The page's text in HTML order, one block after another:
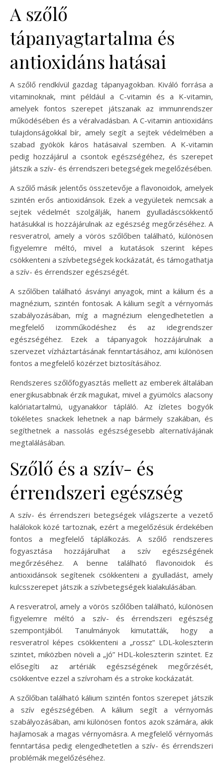
A szőlő
tápanyagtartalma és
antioxidáns hatásai
A szőlő rendkívül gazdag tápanyagokban. Kiváló forrása a
vitaminoknak, mint például a C-vitamin és a K-vitamin,
amelyek fontos szerepet játszanak az immunrendszer
működésében és a véralvadásban. A C-vitamin antioxidáns
tulajdonságokkal bír, amely segít a sejtek védelmében a
szabad gyökök káros hatásaival szemben. A K-vitamin
pedig hozzájárul a csontok egészségéhez, és szerepet
játszik a szív- és érrendszeri betegségek megelőzésében.
A szőlő másik jelentős összetevője a flavonoidok, amelyek
szintén erős antioxidánsok. Ezek a vegyületek nemcsak a
sejtek védelmét szolgálják, hanem gyulladáscsökkentő
hatásukkal is hozzájárulnak az egészség megőrzéséhez. A
resveratrol, amely a vörös szőlőben található, különösen
figyelemre méltó, mivel a kutatások szerint képes
csökkenteni a szívbetegségek kockázatát, és támogathatja
a szív- és érrendszer egészségét.
A szőlőben található ásványi anyagok, mint a kálium és a
magnézium, szintén fontosak. A kálium segít a vérnyomás
szabályozásában, míg a magnézium elengedhetetlen a
megfelelő izomműködéshez és az idegrendszer
egészségéhez. Ezek a tápanyagok hozzájárulnak a
szervezet vízháztartásának fenntartásához, ami különösen
fontos a megfelelő közérzet biztosításához.
Rendszeres szőlőfogyasztás mellett az emberek általában
energikusabbnak érzik magukat, mivel a gyümölcs alacsony
kalóriatartalmú, ugyanakkor tápláló. Az ízletes bogyók
tökéletes snackek lehetnek a nap bármely szakában, és
segíthetnek a nassolás egészségesebb alternatívájának
megtalálásában.
Szőlő és a szív- és
érrendszeri egészség
A szív- és érrendszeri betegségek világszerte a vezető
halálokok közé tartoznak, ezért a megelőzésük érdekében
fontos a megfelelő táplálkozás. A szőlő rendszeres
fogyasztása hozzájárulhat a szív egészségének
megőrzéséhez. A benne található flavonoidok és
antioxidánsok segítenek csökkenteni a gyulladást, amely
kulcsszerepet játszik a szívbetegségek kialakulásában.
A resveratrol, amely a vörös szőlőben található, különösen
figyelemre méltó a szív- és érrendszeri egészség
szempontjából. Tanulmányok kimutatták, hogy a
resveratrol képes csökkenteni a „rossz” LDL-koleszterin
szintet, miközben növeli a „jó” HDL-koleszterin szintet. Ez
elősegíti az artériák egészségének megőrzését,
csökkentve ezzel a szívroham és a stroke kockázatát.
A szőlőban található kálium szintén fontos szerepet játszik
a szív egészségében. A kálium segít a vérnyomás
szabályozásában, ami különösen fontos azok számára, akik
hajlamosak a magas vérnyomásra. A megfelelő vérnyomás
fenntartása pedig elengedhetetlen a szív- és érrendszeri
problémák megelőzéséhez.